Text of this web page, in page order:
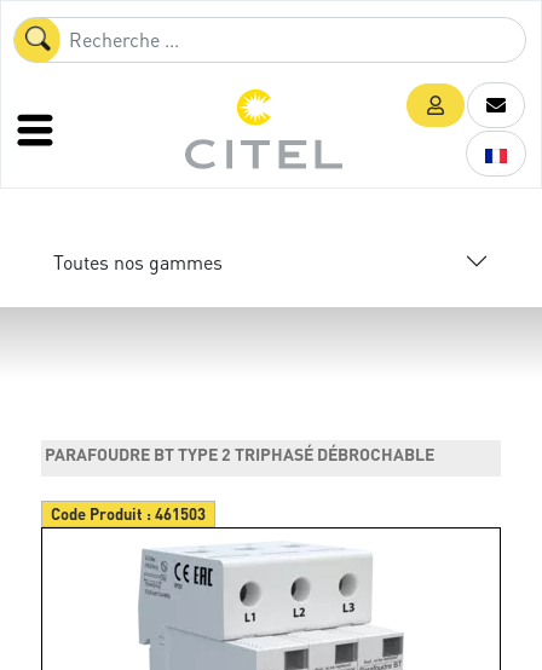
Toutes nos gammes
PARAFOUDRE BT TYPE 2 TRIPHASÉ DÉBROCHABLE
Code Produit :461503